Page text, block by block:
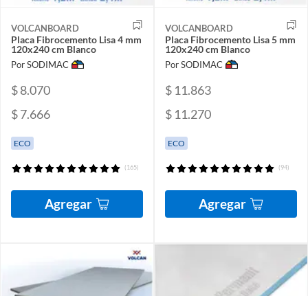
VOLCANBOARD
Placa Fibrocemento Lisa 4 mm
120x240 cm Blanco
Por SODIMAC
$ 8.070
$ 7.666
ECO
(165)
Agregar
VOLCANBOARD
Placa Fibrocemento Lisa 5 mm
120x240 cm Blanco
Por SODIMAC
$ 11.863
$ 11.270
ECO
(94)
Agregar